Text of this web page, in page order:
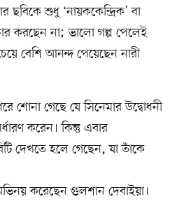
শুধু ‘নায়ককেন্দ্রিক’ বা
করছেন না; ভালো গল্প পেলেই
বেশি আনন্দ পেয়েছেন নারী
শোনা গেছে যে সিনেমার উদ্বোধনী
করেন। কিন্তু এবার
দেখতে হলে গেছেন, যা তাঁকে
করেছেন গুলশান দেবাইয়া।